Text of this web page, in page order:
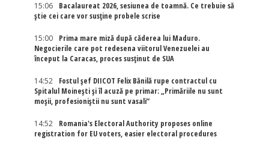
15:06
Bacalaureat 2026, sesiunea de toamnă. Ce trebuie să
știe cei care vor susține probele scrise
15:00
Prima mare miză după căderea lui Maduro.
Negocierile care pot redesena viitorul Venezuelei au
început la Caracas, proces susținut de SUA
14:52
Fostul șef DIICOT Felix Bănilă rupe contractul cu
Spitalul Moinești și îl acuză pe primar: „Primăriile nu sunt
moșii, profesioniștii nu sunt vasali”
14:52
Romania's Electoral Authority proposes online
registration for EU voters, easier electoral procedures